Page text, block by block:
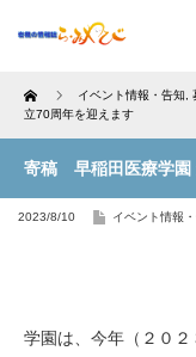
Home イベント情報・告知
立70周年を迎えます
寄稿 早稲田医療学園
2023/8/10 イベント情報
学園は、今年（２０